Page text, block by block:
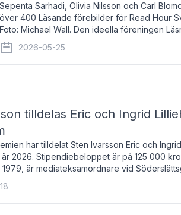
Sepenta Sarhadi, Olivia Nilsson och Carl
över 400 Läsande förebilder för Read Hour
Foto: Michael Wall. Den ideella föreningen
tilldelas Bernadottepriset 2026 för att den
sekel gjort re
2026-05-25
tilldelas Eric och Ingrid
har tilldelat Sten Ivarsson Eric och
2026. Stipendiebeloppet är på 125 000
är mediateksamordnare vid
han på